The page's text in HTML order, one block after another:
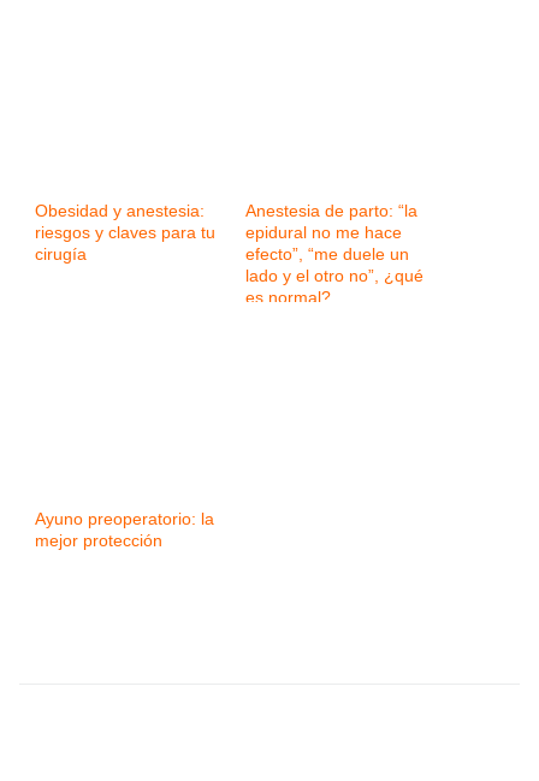
Obesidad y anestesia:
riesgos y claves para tu
cirugía
Anestesia de parto: “la
epidural no me hace
efecto”, “me duele un
lado y el otro no”, ¿qué
es normal?
Ayuno preoperatorio: la
mejor protección